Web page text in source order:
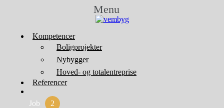
Menu
Kompetencer
Boligprojekter
Nybygger
Hoved- og totalentreprise
Referencer
Job
2